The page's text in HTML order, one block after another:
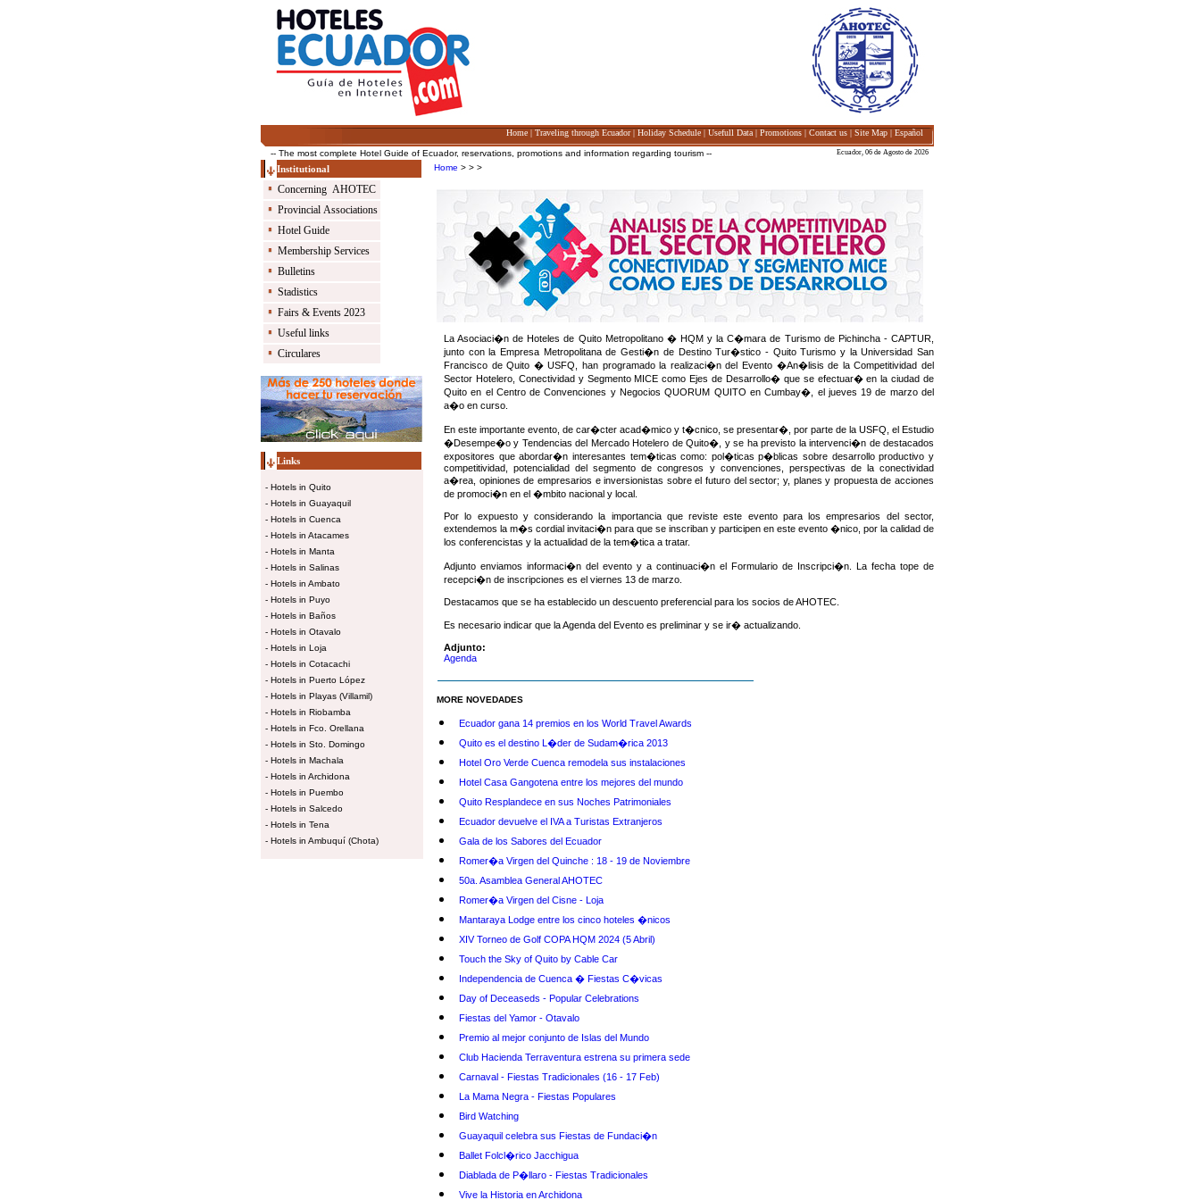
Home | Traveling through Ecuador| Holiday Schedule | Usefull Data | Promotions | Contact us | Site Map | Español
-- The most complete Hotel Guide of Ecuador, reservations, promotions and information regarding tourism -- Ecuador, 06 de Agosto de 2026
Institutional
Concerning AHOTEC
Provincial Associations
Hotel Guide
Membership Services
Bulletins
Stadistics
Fairs & Events 2023
Useful links
Circulares
Links
- Hotels in Quito
- Hotels in Guayaquil
- Hotels in Cuenca
- Hotels in Atacames
- Hotels in Manta
- Hotels in Salinas
- Hotels in Ambato
- Hotels in Puyo
- Hotels in Baños
- Hotels in Otavalo
- Hotels in Loja
- Hotels in Cotacachi
- Hotels in Puerto López
- Hotels in Playas (Villamil)
- Hotels in Riobamba
- Hotels in Fco. Orellana
- Hotels in Sto. Domingo
- Hotels in Machala
- Hotels in Archidona
- Hotels in Puembo
- Hotels in Salcedo
- Hotels in Tena
- Hotels in Ambuquí (Chota)
Home > > >
La Asociaci�n de Hoteles de Quito Metropolitano � HQM y la C�mara de Turismo de Pichincha - CAPTUR,
junto con la Empresa Metropolitana de Gesti�n de Destino Tur�stico - Quito Turismo y la Universidad San
Francisco de Quito � USFQ, han programado la realizaci�n del Evento �An�lisis de la Competitividad del
Sector Hotelero, Conectividad y Segmento MICE como Ejes de Desarrollo� que se efectuar� en la ciudad de
Quito en el Centro de Convenciones y Negocios QUORUM QUITO en Cumbay�, el jueves 19 de marzo del
a�o en curso.
En este importante evento, de car�cter acad�mico y t�cnico, se presentar�, por parte de la USFQ, el Estudio
�Desempe�o y Tendencias del Mercado Hotelero de Quito�, y se ha previsto la intervenci�n de destacados
expositores que abordar�n interesantes tem�ticas como: pol�ticas p�blicas sobre desarrollo productivo y
competitividad, potencialidad del segmento de congresos y convenciones, perspectivas de la conectividad
a�rea, opiniones de empresarios e inversionistas sobre el futuro del sector; y, planes y propuesta de acciones
de promoci�n en el �mbito nacional y local.
Por lo expuesto y considerando la importancia que reviste este evento para los empresarios del sector,
extendemos la m�s cordial invitaci�n para que se inscriban y participen en este evento �nico, por la calidad de
los conferencistas y la actualidad de la tem�tica a tratar.
Adjunto enviamos informaci�n del evento y a continuaci�n el Formulario de Inscripci�n. La fecha tope de
recepci�n de inscripciones es el viernes 13 de marzo.
Destacamos que se ha establecido un descuento preferencial para los socios de AHOTEC.
Es necesario indicar que la Agenda del Evento es preliminar y se ir� actualizando.
Adjunto:
Agenda
MORE NOVEDADES
Ecuador gana 14 premios en los World Travel Awards
Quito es el destino L�der de Sudam�rica 2013
Hotel Oro Verde Cuenca remodela sus instalaciones
Hotel Casa Gangotena entre los mejores del mundo
Quito Resplandece en sus Noches Patrimoniales
Ecuador devuelve el IVA a Turistas Extranjeros
Gala de los Sabores del Ecuador
Romer�a Virgen del Quinche : 18 - 19 de Noviembre
50a. Asamblea General AHOTEC
Romer�a Virgen del Cisne - Loja
Mantaraya Lodge entre los cinco hoteles �nicos
XIV Torneo de Golf COPA HQM 2024 (5 Abril)
Touch the Sky of Quito by Cable Car
Independencia de Cuenca � Fiestas C�vicas
Day of Deceaseds - Popular Celebrations
Fiestas del Yamor - Otavalo
Premio al mejor conjunto de Islas del Mundo
Club Hacienda Terraventura estrena su primera sede
Carnaval - Fiestas Tradicionales (16 - 17 Feb)
La Mama Negra - Fiestas Populares
Bird Watching
Guayaquil celebra sus Fiestas de Fundaci�n
Ballet Folcl�rico Jacchigua
Diablada de P�llaro - Fiestas Tradicionales
Vive la Historia en Archidona